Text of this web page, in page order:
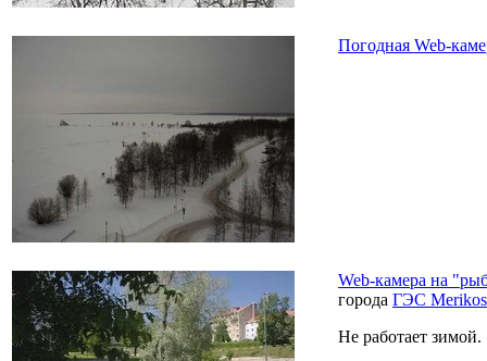
Погодная Web-
Web-камера на
города ГЭС
Не работает зимой.